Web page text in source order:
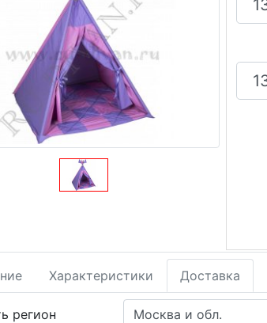
Характеристики Доставка
регион